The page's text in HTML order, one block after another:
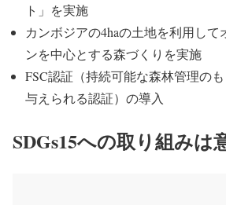
ト」を実施
カンボジアの4haの土地を利用して
ンを中心とする森づくりを実施
FSC認証 （持続可能な森林管理の
与えられる認証）の導入
SDGs15への取り組みは